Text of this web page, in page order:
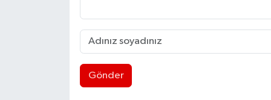
Gönder